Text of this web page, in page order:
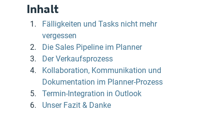
Inhalt
Fälligkeiten und Tasks nicht mehr
vergessen
Die Sales Pipeline im Planner
Der Verkaufsprozess
Kollaboration, Kommunikation und
Dokumentation im Planner-Prozess
Termin-Integration in Outlook
Unser Fazit & Danke